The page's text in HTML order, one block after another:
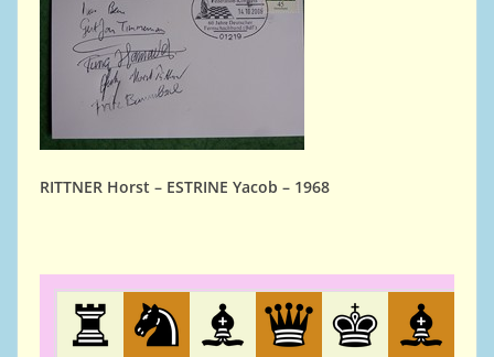
RITTNER Horst – ESTRINE Yacob – 1968